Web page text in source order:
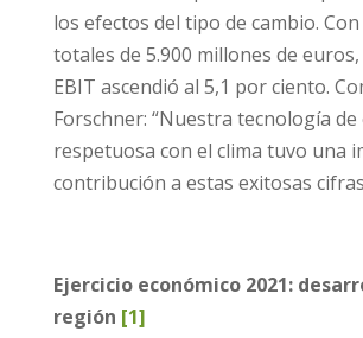
los efectos del tipo de cambio.
totales de 5.900 millones de
EBIT ascendió al 5,1 por ciento.
Forschner: “Nuestra tecnología de
respetuosa con el clima tuvo una
contribución a estas exitosas
Ejercicio económico 2021:
región [1]